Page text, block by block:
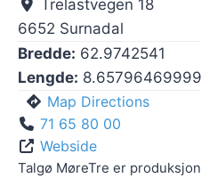
Trelastvegen 18
6652 Surnadal
Bredde: 62.9742541
Lengde:
Map Directions
71 65 80 00
Webside
Talgø MøreTre er